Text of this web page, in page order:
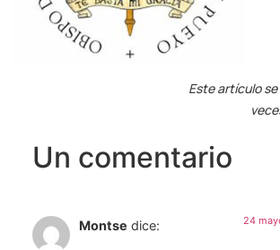
Este artículo
Un comentario
Montse dice: 24